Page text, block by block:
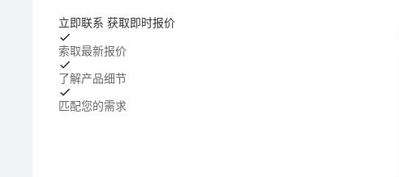
立即联系 获取即时报价
索取最新报价
了解产品细节
匹配您的需求